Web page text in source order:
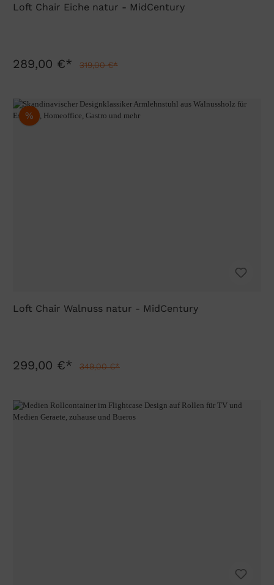
Loft Chair Eiche natur - MidCentury
289,00 €* 319,00 €*
%
Loft Chair Walnuss natur - MidCentury
299,00 €* 349,00 €*